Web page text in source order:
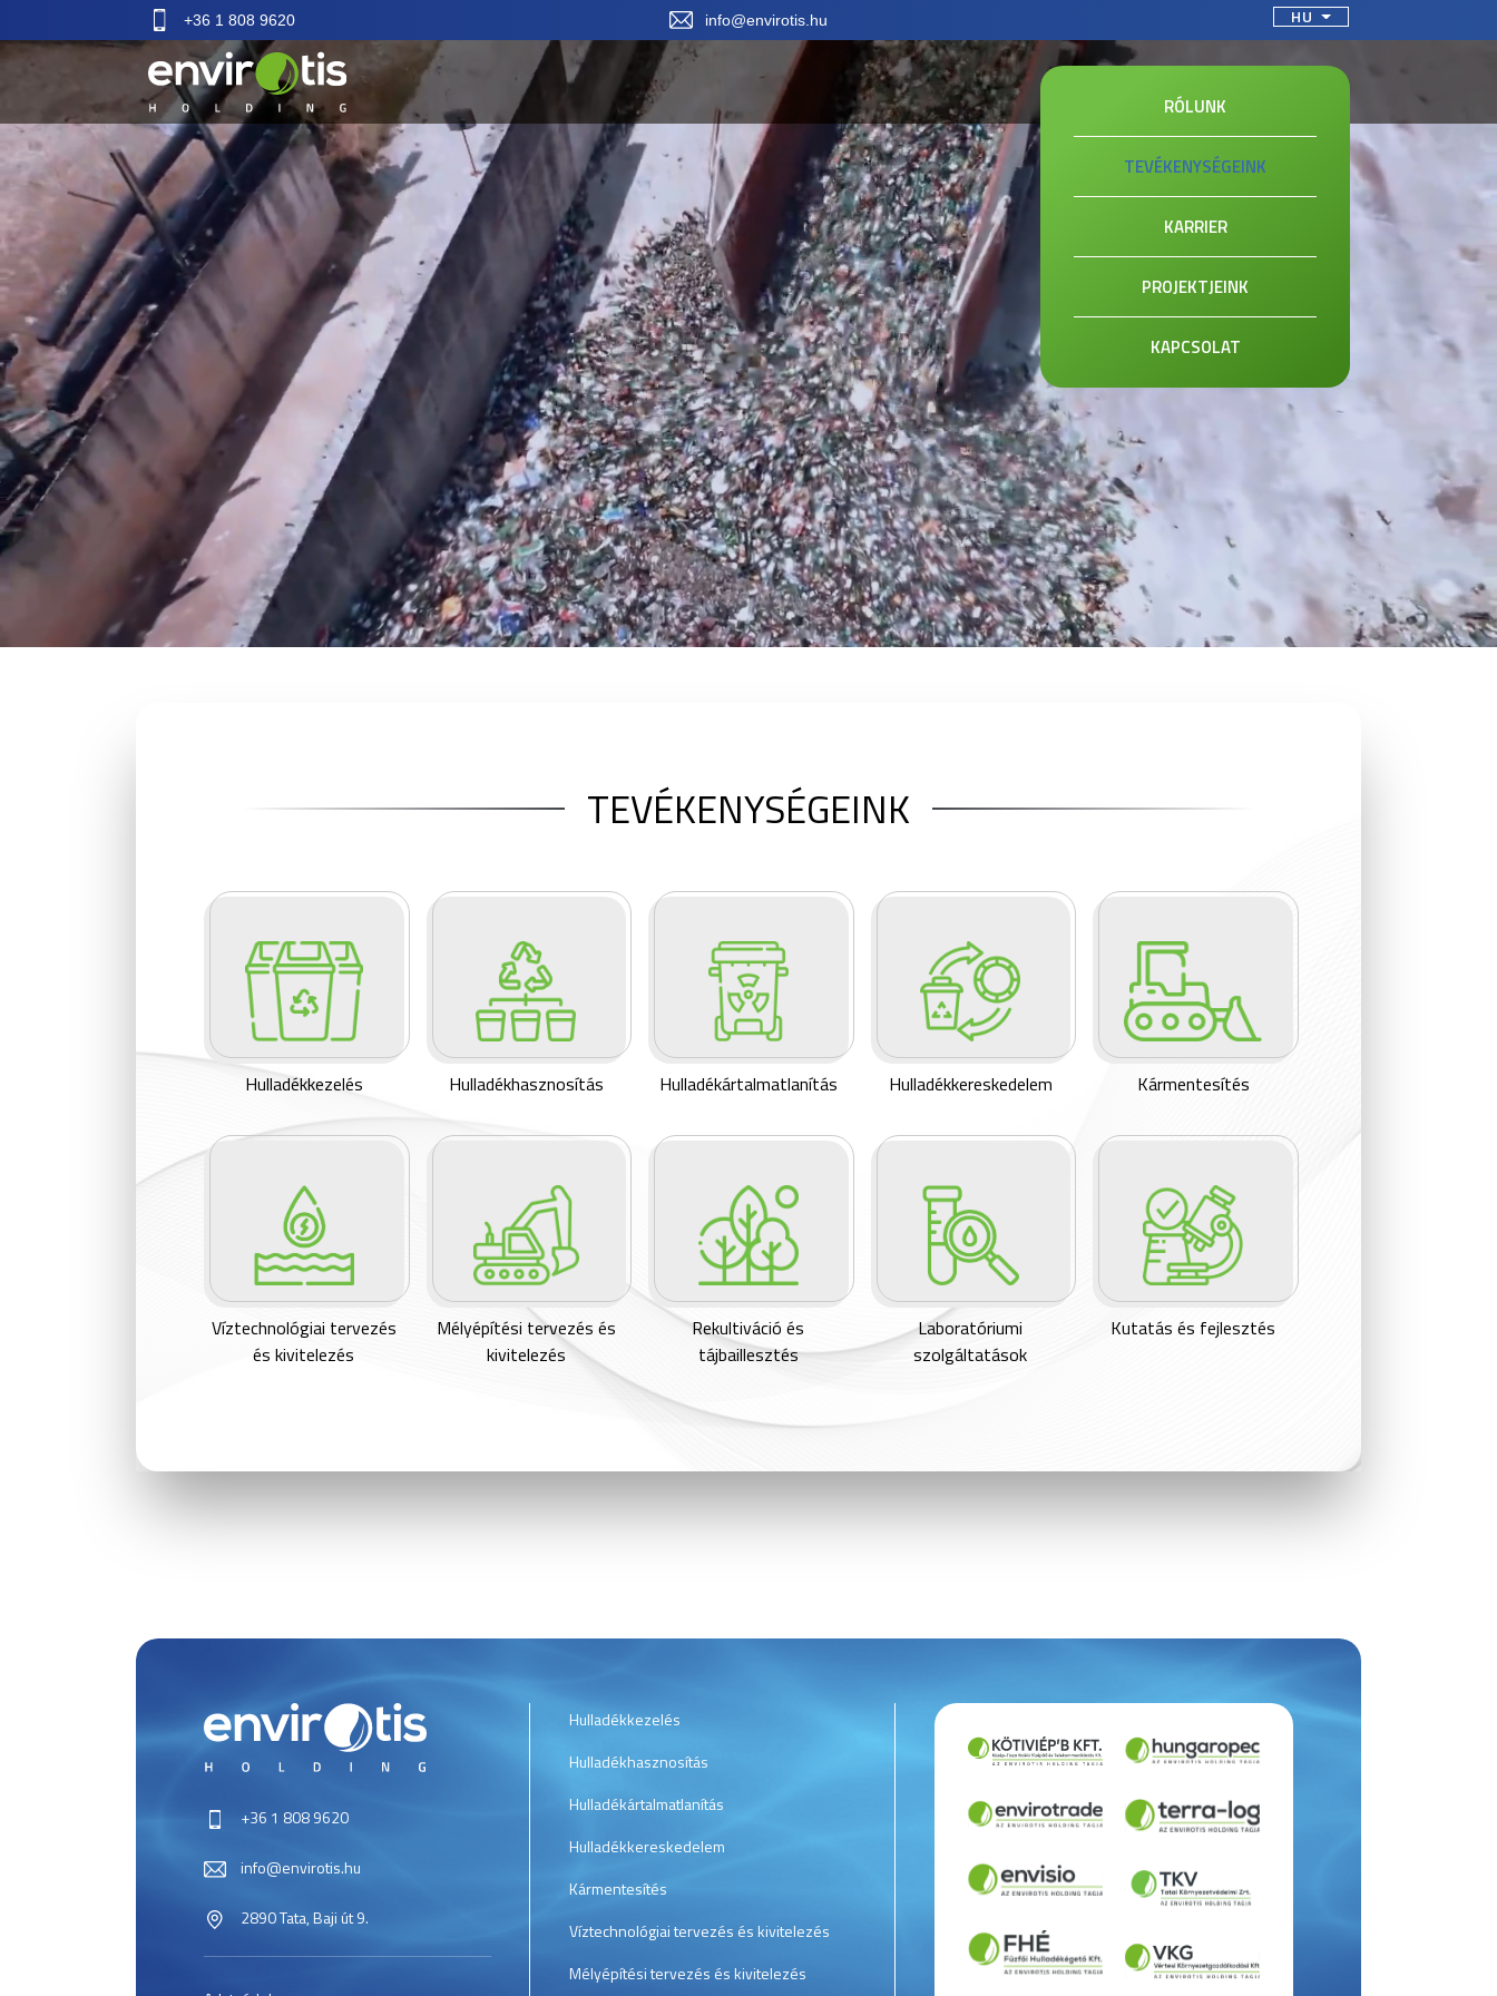
+36 1 808 9620 info@envirotis.hu HU
RÓLUNK
TEVÉKENYSÉGEINK
KARRIER
PROJEKTJEINK
KAPCSOLAT
TEVÉKENYSÉGEINK
Hulladékkezelés Hulladékhasznosítás Hulladékártalmatlanítás Hulladékkereskedelem Kármentesítés
Víztechnológiai tervezés
és kivitelezés
Mélyépítési tervezés és
kivitelezés
Rekultiváció és
tájbaillesztés
Laboratóriumi
szolgáltatások
Kutatás és fejlesztés
+36 1 808 9620
info@envirotis.hu
2890 Tata, Baji út 9.
Hulladékkezelés
Hulladékhasznosítás
Hulladékártalmatlanítás
Hulladékkereskedelem
Kármentesítés
Víztechnológiai tervezés és kivitelezés
Mélyépítési tervezés és kivitelezés